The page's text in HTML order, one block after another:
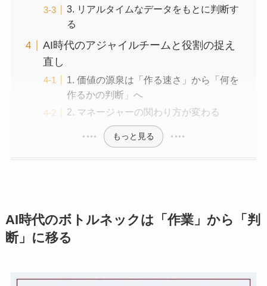
3. リアルタイムなデータをもとに判断す
る
AI時代のアジャイルチームと役割の捉え
直し
1. 価値の源泉は「作る速さ」から「何を
作るかの判断」へ
2. マネージャーの関わり方が変わる
もっと見る
AI時代のボトルネックは「作業」から「判
断」に移る